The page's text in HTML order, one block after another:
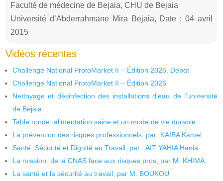
Faculté de médecine de Bejaia, CHU de Bejaia
Université d’Abderrahmane Mira Bejaia, Date : 04 avril
2015
Vidéos récentes
Challenge National ProtoMarket II – Édition 2026. Débat
Challenge National ProtoMarket II – Édition 2026
Nettoyage et désinfection des installations d’eau de l’université
de Bejaia
Table ronde: alimentation saine et un mode de vie durable
La prévention des risques professionnels, par: KAIBA Kamel
Santé, Sécurité et Dignité au Travail, par : AIT YAHIA Hania
La mission de la CNAS face aux risques pros, par M. KHIMA
La santé et la sécurité au travail, par M. BOUKOU